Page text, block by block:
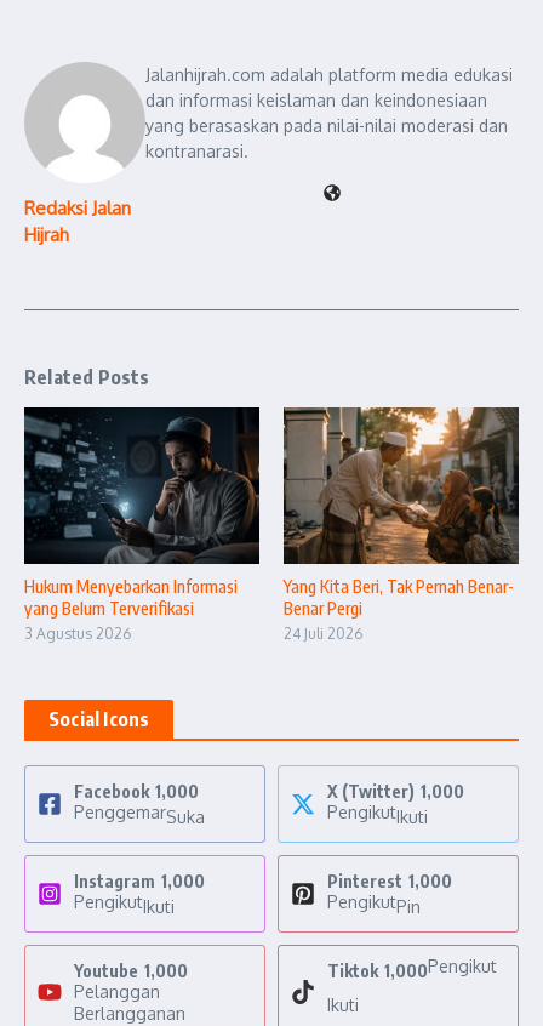
Redaksi Jalan
Hijrah
Jalanhijrah.com adalah platform media edukasi
dan informasi keislaman dan keindonesiaan
yang berasaskan pada nilai-nilai moderasi dan
kontranarasi.
Related Posts
Hukum Menyebarkan Informasi
yang Belum Terverifikasi
3 Agustus 2026
Yang Kita Beri, Tak Pernah Benar-
Benar Pergi
24 Juli 2026
Social Icons
Facebook 1,000
PenggemarSuka
X (Twitter) 1,000
PengikutIkuti
Instagram 1,000
PengikutIkuti
Pinterest 1,000
PengikutPin
Youtube 1,000
Pelanggan
Berlangganan
Tiktok 1,000Pengikut
Ikuti